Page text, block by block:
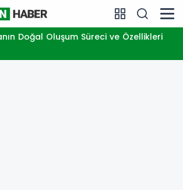
Doğal Oluşum Süreci ve Özellikleri